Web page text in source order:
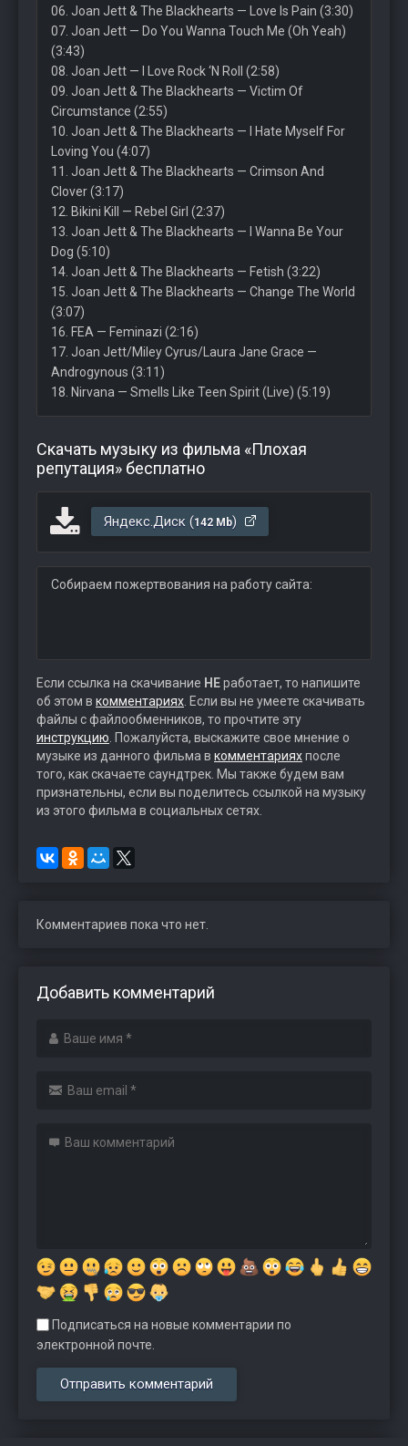
06. Joan Jett & The Blackhearts — Love Is Pain (3:30)
07. Joan Jett — Do You Wanna Touch Me (Oh Yeah)
(3:43)
08. Joan Jett — I Love Rock ‘N Roll (2:58)
09. Joan Jett & The Blackhearts — Victim Of
Circumstance (2:55)
10. Joan Jett & The Blackhearts — I Hate Myself For
Loving You (4:07)
11. Joan Jett & The Blackhearts — Crimson And
Clover (3:17)
12. Bikini Kill — Rebel Girl (2:37)
13. Joan Jett & The Blackhearts — I Wanna Be Your
Dog (5:10)
14. Joan Jett & The Blackhearts — Fetish (3:22)
15. Joan Jett & The Blackhearts — Change The World
(3:07)
16. FEA — Feminazi (2:16)
17. Joan Jett/Miley Cyrus/Laura Jane Grace —
Androgynous (3:11)
18. Nirvana — Smells Like Teen Spirit (Live) (5:19)
Скачать музыку из фильма «Плохая
репутация» бесплатно
Яндекс.Диск (142 Mb)
Собираем пожертвования на работу сайта:
Если ссылка на скачивание НЕработает, то напишите
об этом в комментариях . Если вы не умеете скачивать
файлы с файлообменников, то прочтите эту
инструкцию . Пожалуйста, выскажите свое мнение о
музыке из данного фильма в комментарияхпосле
того, как скачаете саундтрек. Мы также будем вам
признательны, если вы поделитесь ссылкой на музыку
из этого фильма в социальных сетях.
Комментариев пока что нет.
Добавить комментарий
Подписаться на новые комментарии по
электронной почте.